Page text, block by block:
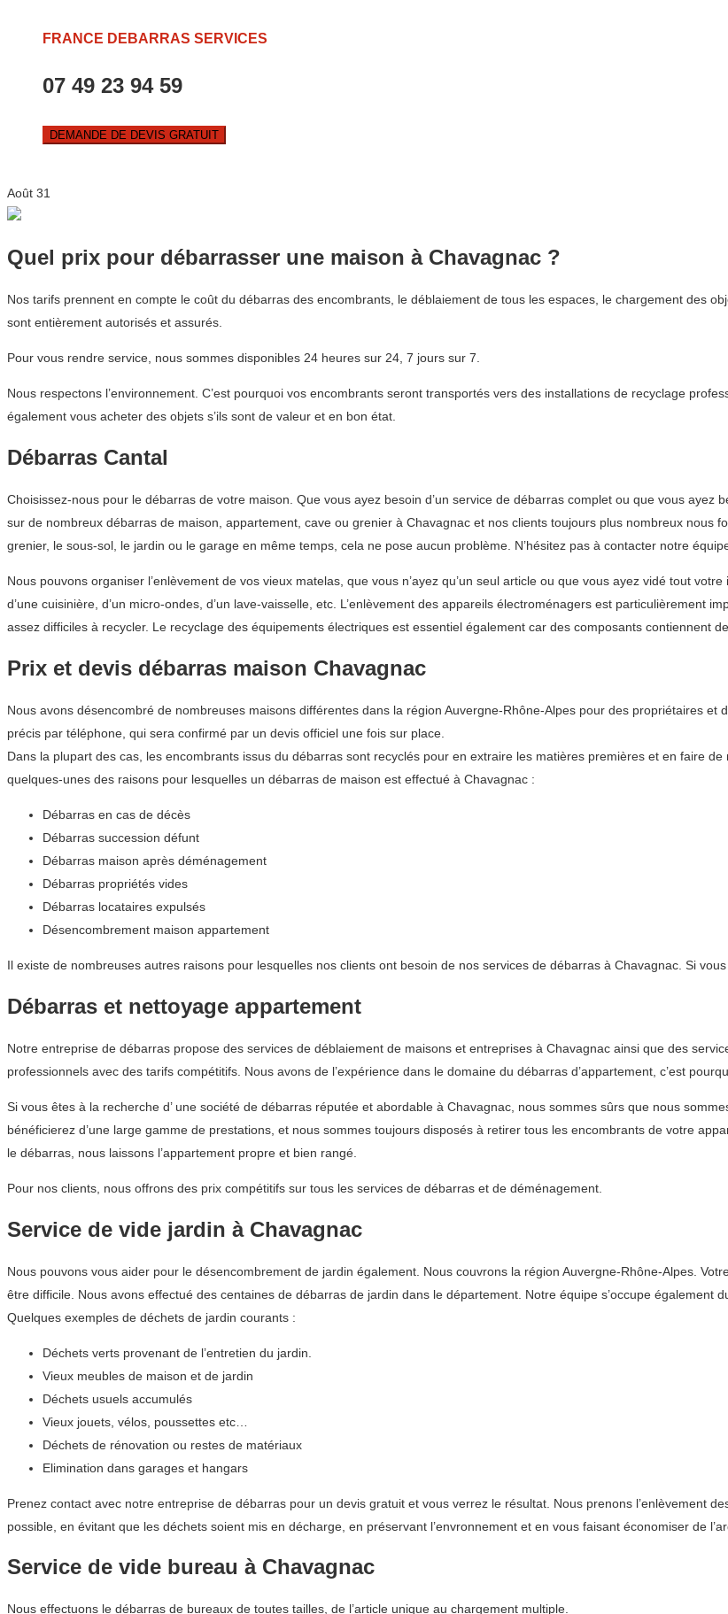
FRANCE DEBARRAS SERVICES
07 49 23 94 59
DEMANDE DE DEVIS GRATUIT
Août 31
Quel prix pour débarrasser une maison à Chavagnac ?
Nos tarifs prennent en compte le coût du débarras des encombrants, le déblaiement de tous les espaces, le chargement des
sont entièrement autorisés et assurés.
Pour vous rendre service, nous sommes disponibles 24 heures sur 24, 7 jours sur 7.
Nous respectons l’environnement. C’est pourquoi vos encombrants seront transportés vers des installations de recyclage
également vous acheter des objets s’ils sont de valeur et en bon état.
Débarras Cantal
Choisissez-nous pour le débarras de votre maison. Que vous ayez besoin d’un service de débarras complet ou que vous
sur de nombreux débarras de maison, appartement, cave ou grenier à Chavagnac et nos clients toujours plus nombreux nous
grenier, le sous-sol, le jardin ou le garage en même temps, cela ne pose aucun problème. N’hésitez pas à contacter notre
Nous pouvons organiser l’enlèvement de vos vieux matelas, que vous n’ayez qu’un seul article ou que vous ayez vidé tout
d’une cuisinière, d’un micro-ondes, d’un lave-vaisselle, etc. L’enlèvement des appareils électroménagers est particulièrement
assez difficiles à recycler. Le recyclage des équipements électriques est essentiel également car des composants contiennent
Prix et devis débarras maison Chavagnac
Nous avons désencombré de nombreuses maisons différentes dans la région Auvergne-Rhône-Alpes pour des propriétaires
précis par téléphone, qui sera confirmé par un devis officiel une fois sur place.
Dans la plupart des cas, les encombrants issus du débarras sont recyclés pour en extraire les matières premières et en faire
quelques-unes des raisons pour lesquelles un débarras de maison est effectué à Chavagnac :
Débarras en cas de décès
Débarras succession défunt
Débarras maison après déménagement
Débarras propriétés vides
Débarras locataires expulsés
Désencombrement maison appartement
Il existe de nombreuses autres raisons pour lesquelles nos clients ont besoin de nos services de débarras à Chavagnac. Si
Débarras et nettoyage appartement
Notre entreprise de débarras propose des services de déblaiement de maisons et entreprises à Chavagnac ainsi que des
professionnels avec des tarifs compétitifs. Nous avons de l’expérience dans le domaine du débarras d’appartement, c’est
Si vous êtes à la recherche d’ une société de débarras réputée et abordable à Chavagnac, nous sommes sûrs que nous
bénéficierez d’une large gamme de prestations, et nous sommes toujours disposés à retirer tous les encombrants de votre
le débarras, nous laissons l’appartement propre et bien rangé.
Pour nos clients, nous offrons des prix compétitifs sur tous les services de débarras et de déménagement.
Service de vide jardin à Chavagnac
Nous pouvons vous aider pour le désencombrement de jardin également. Nous couvrons la région Auvergne-Rhône-Alpes.
être difficile. Nous avons effectué des centaines de débarras de jardin dans le département. Notre équipe s’occupe également
Quelques exemples de déchets de jardin courants :
Déchets verts provenant de l’entretien du jardin.
Vieux meubles de maison et de jardin
Déchets usuels accumulés
Vieux jouets, vélos, poussettes etc…
Déchets de rénovation ou restes de matériaux
Elimination dans garages et hangars
Prenez contact avec notre entreprise de débarras pour un devis gratuit et vous verrez le résultat. Nous prenons l’enlèvement
possible, en évitant que les déchets soient mis en décharge, en préservant l’envronnement et en vous faisant économiser de
Service de vide bureau à Chavagnac
Nous effectuons le débarras de bureaux de toutes tailles, de l’article unique au chargement multiple.